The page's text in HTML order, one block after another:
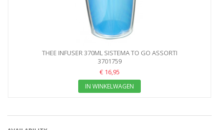
THEE INFUSER 370ML SISTEMA TO GO ASSORTI
3701759
€ 16,95
IN WINKELWAGEN